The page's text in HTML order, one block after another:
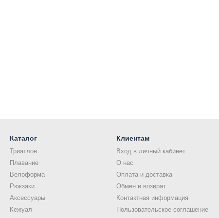
Каталог
Триатлон
Плавание
Велоформа
Рюкзаки
Аксессуары
Кежуал
Клиентам
Вход в личный кабинет
О нас
Оплата и доставка
Обмен и возврат
Контактная информация
Пользовательское соглашение